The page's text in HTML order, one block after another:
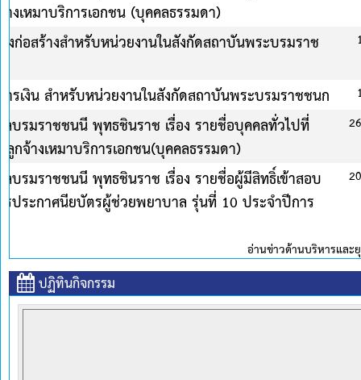
มิถุนายน 2569
มิถุนายน 2569
ษภาคม 2569
ษภาคม 2569
ประกาศวิทยาลัยพยาบาลบรมราชชนนี พุทธชินราช เรื่อ
ประกาศนียบัตรผู้ช่วยพยาบาล รุ่นที่ 10 ประจำปีการศึ
ประกาศวิทยาลัยพยาบาลบรมราชชนนี พุทธชินราช เรื่อ
ประกาศสถาบันพระบรมราชชนก เรื่อง รายชื่อนักศึกษ
ศึกษา 2569
ประกาศวิทยาลัยพยาบาลบรมราชชนนี้ พุทธชินราช เรื่อ
หลักสูตรประกาศนียบัตรผู้ช่วยพยาบาล รุ่นที่ 10 ประจ
ปฏิทินกิจกรรม